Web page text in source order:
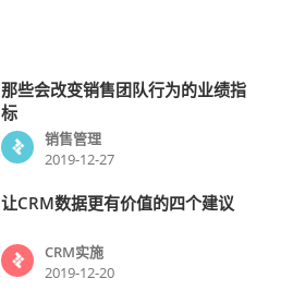
那些会改变销售团队行为的业绩指
标
销售管理
2019-12-27
让CRM数据更有价值的四个建议
CRM实施
2019-12-20